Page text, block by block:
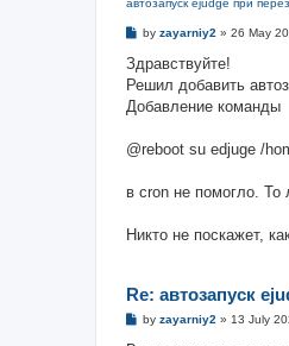
P
s
by zayarniy2 » 26 May
Здравствуйте!
Решил добавить
Добавление команды
@reboot su edjuge /
в cron не помогло. То
Никто не поскажет,
Re: автозапуск
Pby zayarniy2 » 13 July